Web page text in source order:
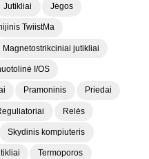
Jutikliai Jėgos
TwiistMa
Magnetostrikciniai jutikliai
I/OS
Pramoninis Priedai
Relės
Skydinis kompiuteris
Termoporos